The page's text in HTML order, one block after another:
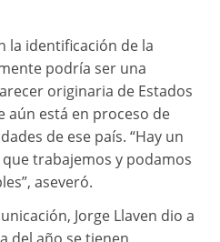
la identificación de la
podría ser una
originaria de Estados
aún está en proceso de
de ese país. “Hay un
trabajemos y podamos
aseveró.
Jorge Llaven dio a